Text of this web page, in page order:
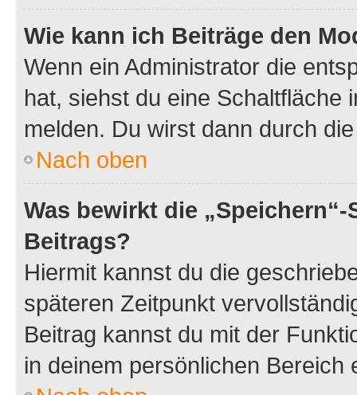
Wie kann ich Beiträge den
Wenn ein Administrator die
hat, siehst du eine Schaltfläche
melden. Du wirst dann durch
Nach oben
Was bewirkt die
Beitrags?
Hiermit kannst du die
späteren Zeitpunkt
Beitrag kannst du mit der
in deinem persönlichen Bereich